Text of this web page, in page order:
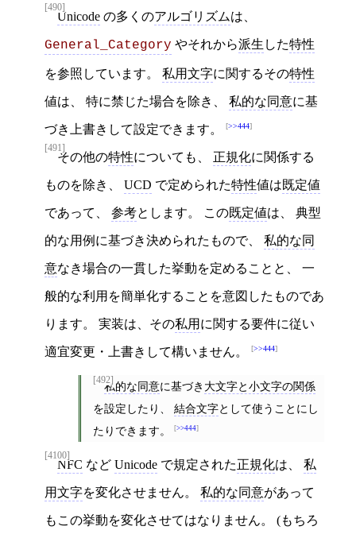
[490]
Unicode の多くのアルゴリズムは、
General_Category やそれから派生 した特性
を参照しています。 私用文字に関するその特性
値は、 特に禁じた場合を除き、 私的な同意に基
づき上書きして設定できます。 >>444
[491]
その他の特性についても、 正規化に関係する
ものを除き、 UCD で定められた特性値は既定値
であって、 参考とします。 この既定値は、 典型
的な用例に基づき決められたもので、 私的な同
意なき場合の一貫した挙動を定めることと、 一
般的な利用を簡単化することを意図したものであ
ります。 実装は、その私用 に関する要件に従い
適宜変更・上書きして構いません。 >>444
[492]私的な同意に基づき 大文字と小文字の関係
を設定したり、 結合文字として使うことにし
たりできます。
>>444
[4100]
NFC など Unicode で規定された正規化は、 私
用文字を変化させません。 私的な同意があって
もこの挙動を変化させてはなりません。 (もちろ